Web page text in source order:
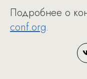
Подробнее о
conf.org.